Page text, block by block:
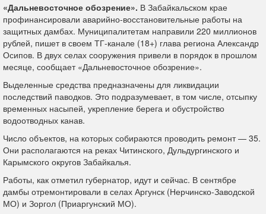
«Дальневосточное обозрение». В Забайкальском крае
профинансировали аварийно-восстановительные работы на
защитных дамбах. Муниципалитетам направили 220 миллионов
рублей, пишет в своем ТГ-канале (18+) глава региона Александр
Осипов. В двух селах сооружения привели в порядок в прошлом
месяце, сообщает «Дальневосточное обозрение».
Выделенные средства предназначены для ликвидации
последствий паводков. Это подразумевает, в том числе, отсыпку
временных насыпей, укрепление берега и обустройство
водоотводных канав.
Число объектов, на которых собираются проводить ремонт — 35.
Они располагаются на реках Читинского, Дульдургинского и
Карымского округов Забайкалья.
Работы, как отметил губернатор, идут и сейчас. В сентябре
дамбы отремонтировали в селах Аргунск (Нерчинско-Заводской
МО) и Зоргол (Приаргунский МО).